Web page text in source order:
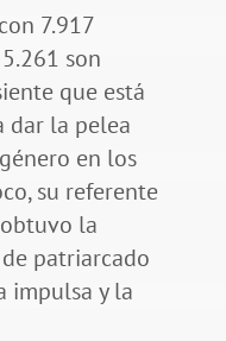
7.917
son
que está
dar la pelea
en los
su referente
la
patriarcado
impulsa y la